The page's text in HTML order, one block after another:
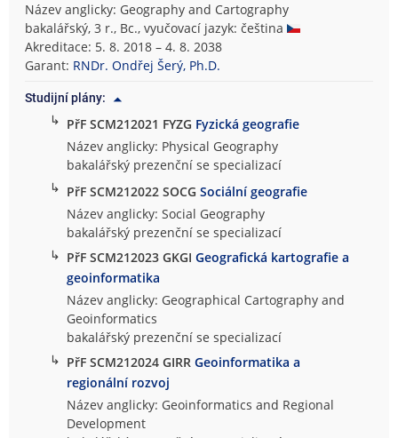
Název anglicky: Geography and Cartography
bakalářský, 3 r., Bc., vyučovací jazyk: čeština
Akreditace: 5. 8. 2018 – 4. 8. 2038
Garant: RNDr. Ondřej Šerý, Ph.D.
Studijní plány:
↳ PřF SCM212021 FYZG Fyzická geografie
Název anglicky: Physical Geography
bakalářský prezenční se specializací
↳ PřF SCM212022 SOCGSociální geografie
Název anglicky: Social Geography
bakalářský prezenční se specializací
↳ PřF SCM212023 GKGIGeografická kartografie a
geoinformatika
Název anglicky: Geographical Cartography and
Geoinformatics
bakalářský prezenční se specializací
↳ PřF SCM212024 GIRRGeoinformatika a
regionální rozvoj
Název anglicky: Geoinformatics and Regional
Development